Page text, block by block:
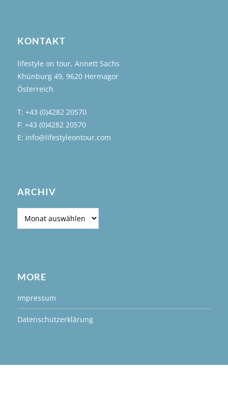
KONTAKT
lifestyle on tour, Annett Sachs
Khünburg 49, 9620 Hermagor
Österreich
T: +43 (0)4282 20570
F: +43 (0)4282 20570
E: info@lifestyleontour.com
ARCHIV
MORE
Impressum
Datenschutzerklärung